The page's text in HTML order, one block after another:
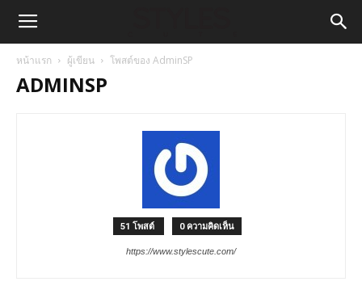
หน้าแรก ผู้เขียน โพสต์ของ AdminSP
ADMINSP
51 โพสต์ 0 ความคิดเห็น
https://www.stylescute.com/